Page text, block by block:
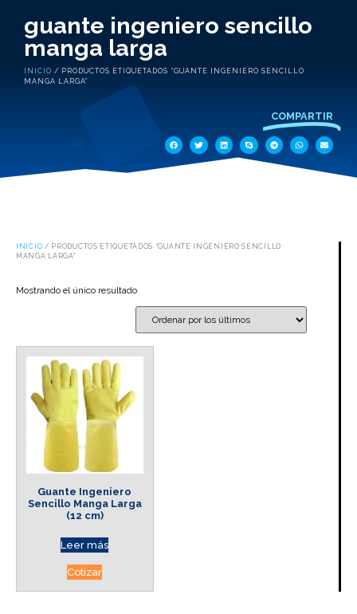
guante ingeniero sencillo
manga larga
INICIO / PRODUCTOS ETIQUETADOS “GUANTE INGENIERO SENCILLO
MANGA LARGA”
COMPARTIR
INICIO / PRODUCTOS ETIQUETADOS “GUANTE INGENIERO SENCILLO
MANGA LARGA”
Mostrando el único resultado
Guante Ingeniero
Sencillo Manga Larga
(12 cm)
Leer más
Cotizar